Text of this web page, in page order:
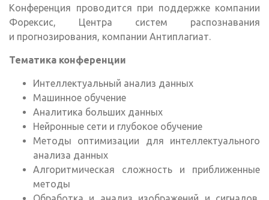
Конференция проводится при поддержке компании
Форексис, Центра систем распознавания
и прогнозирования, компании Антиплагиат.
Тематика конференции
Интеллектуальный анализ данных
Машинное обучение
Аналитика больших данных
Нейронные сети и глубокое обучение
Методы оптимизации для интеллектуального
анализа данных
Алгоритмическая сложность и приближенные
методы